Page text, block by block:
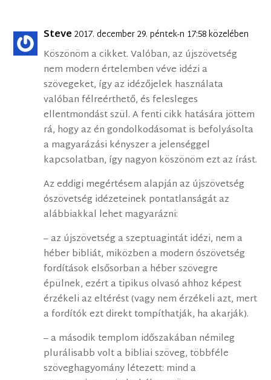
Steve 2017. december 29. péntek-n 17:58 közelében
Köszönöm a cikket. Valóban, az újszövetség
nem modern értelemben véve idézi a
szövegeket, így az idézőjelek használata
valóban félreérthető, és felesleges
ellentmondást szül. A fenti cikk hatására jöttem
rá, hogy az én gondolkodásomat is befolyásolta
a magyarázási kényszer a jelenséggel
kapcsolatban, így nagyon köszönöm ezt az írást.
Az eddigi megértésem alapján az újszövetség
ószövetség idézeteinek pontatlanságát az
alábbiakkal lehet magyarázni:
– az újszövetség a szeptuagintát idézi, nem a
héber bibliát, miközben a modern ószövetség
fordítások elsősorban a héber szövegre
épülnek, ezért a tipikus olvasó ahhoz képest
érzékeli az eltérést (vagy nem érzékeli azt, mert
a fordítók ezt direkt tompíthatják, ha akarják).
– a második templom időszakában némileg
plurálisabb volt a bibliai szöveg, többféle
szöveghagyomány létezett: mind a